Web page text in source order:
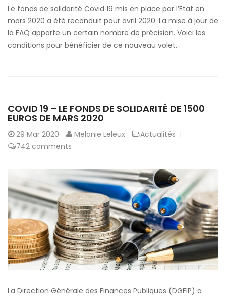
Le fonds de solidarité Covid 19 mis en place par l’Etat en
mars 2020 a été reconduit pour avril 2020. La mise à jour de
la FAQ apporte un certain nombre de précision. Voici les
conditions pour bénéficier de ce nouveau volet.
COVID 19 – LE FONDS DE SOLIDARITÉ DE 1500
EUROS DE MARS 2020
29 Mar 2020 Melanie Leleux
Actualités
742 comments
La Direction Générale des Finances Publiques (DGFIP) a